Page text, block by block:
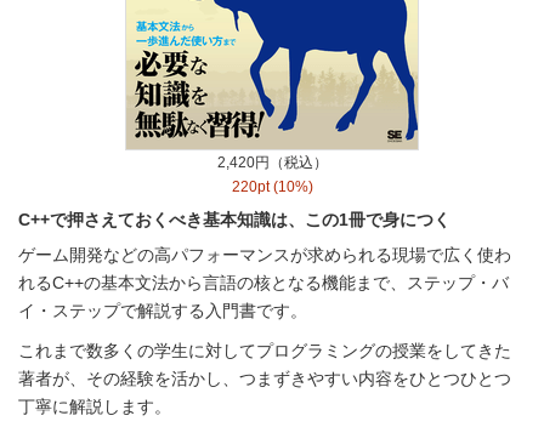
2,420円（税込）
220pt (10%)
C++で押さえておくべき基本知識は、この1冊で身につく
ゲーム開発などの高パフォーマンスが求められる現場で広く使わ
れるC++の基本文法から言語の核となる機能まで、ステップ・バ
イ・ステップで解説する入門書です。
これまで数多くの学生に対してプログラミングの授業をしてきた
著者が、その経験を活かし、つまずきやすい内容をひとつひとつ
丁寧に解説します。